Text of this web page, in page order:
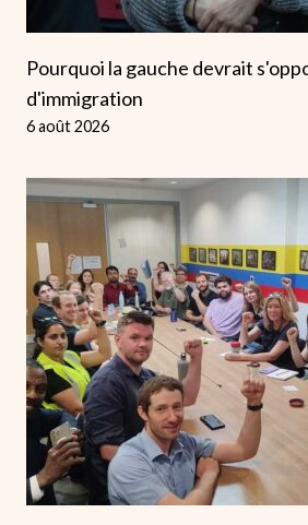
Pourquoi la gauche devrait
d'immigration
6 août 2026